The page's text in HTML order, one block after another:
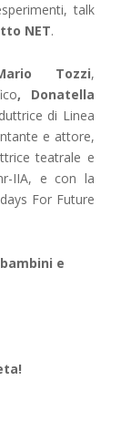
talk
NET.
Tozzi,
, Donatella
di Linea
e attore,
teatrale e
IIA, e con la
For Future
e